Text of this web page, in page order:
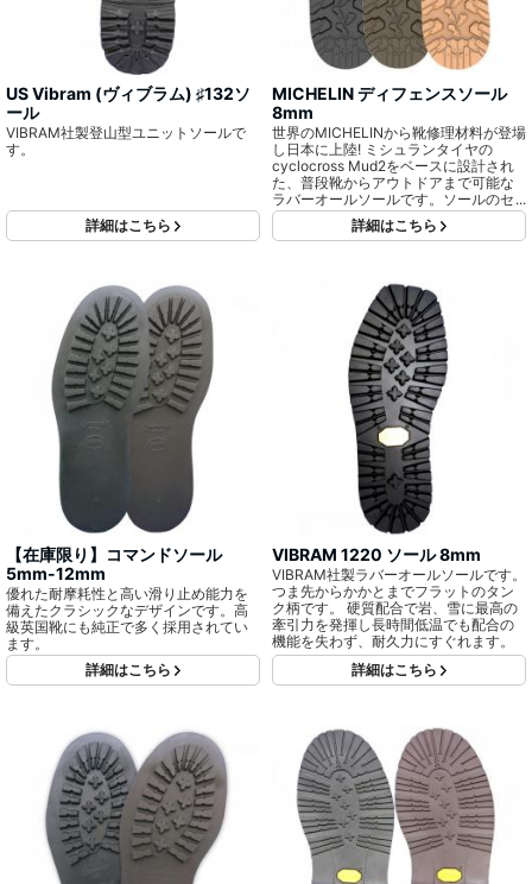
US Vibram (ヴィブラム) ♯132ソ
ール
VIBRAM社製登山型ユニットソールで
す。
詳細はこちら
MICHELIN ディフェンスソール
8mm
世界のMICHELINから靴修理材料が登場
し日本に上陸! ミシュランタイヤの
cyclocross Mud2をベースに設計され
た、普段靴からアウトドアまで可能な
ラバーオールソールです。ソールのセ
ンターラインに備えられた突起は、多
方面に対するグリップ力を発揮しま
詳細はこちら
【在庫限り】コマンドソール
5mm-12mm
優れた耐摩耗性と高い滑り止め能力を
備えたクラシックなデザインです。高
級英国靴にも純正で多く採用されてい
ます。
詳細はこちら
VIBRAM 1220 ソール 8mm
VIBRAM社製ラバーオールソールです。
つま先からかかとまでフラットのタン
ク柄です。 硬質配合で岩、雪に最高の
牽引力を発揮し長時間低温でも配合の
機能を失わず、耐久力にすぐれます。
詳細はこちら